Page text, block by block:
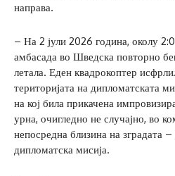
направа.
– На 2 јули 2026 година, околу
амбасада во Шведска повторно
летала. Еден квадрокоптер
територијата на дипломатската
на кој била прикачена
урна, очигледно не случајно, во
непосредна близина на зградата –
дипломатска мисија.